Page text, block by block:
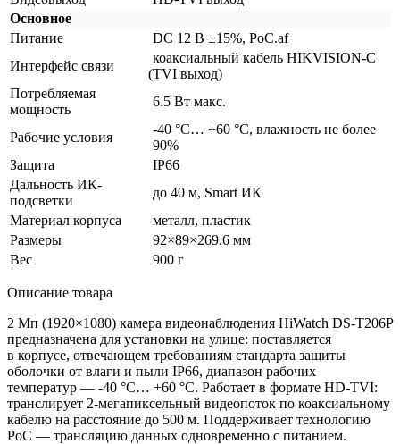
Основное
Питание
DC 12 В ±15%, PoC.af
Интерфейс связи
коаксиальный кабель HIKVISION-C
(TVI выход)
Потребляемая
мощность
6.5 Вт макс.
Рабочие условия
-40 °С… +60 °С, влажность не более
90%
Защита
IP66
Дальность ИК-
подсветки
до 40 м, Smart ИК
Материал корпуса
металл, пластик
Размеры
92×89×269.6 мм
Вес
900 г
Описание товара
2 Мп (1920×1080) камера видеонаблюдения HiWatch DS-T206P
предназначена для установки на улице: поставляется
в корпусе, отвечающем требованиям стандарта защиты
оболочки от влаги и пыли IP66, диапазон рабочих
температур — -40 °C… +60 °C. Работает в формате HD-TVI:
транслирует 2-мегапиксельный видеопоток по коаксиальному
кабелю на расстояние до 500 м. Поддерживает технологию
PoC — трансляцию данных одновременно с питанием.